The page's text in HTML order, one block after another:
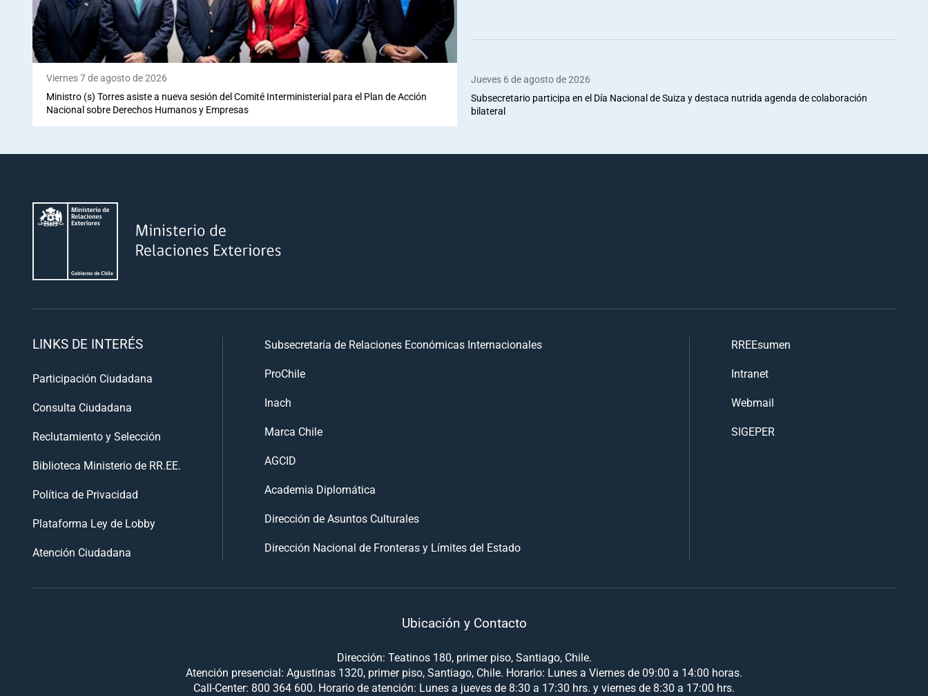
Viernes 7 de agosto de 2026
Ministro (s) Torres asiste a nueva sesión del Comité Interministerial para el Plan de Acción
Nacional sobre Derechos Humanos y Empresas
Jueves 6 de agosto de 2026
Subsecretario participa en el Día Nacional de Suiza y destaca nutrida agenda de colaboración
bilateral
LINKS DE INTERÉS
Participación Ciudadana
Consulta Ciudadana
Reclutamiento y Selección
Biblioteca Ministerio de RR.EE.
Política de Privacidad
Plataforma Ley de Lobby
Atención Ciudadana
Subsecretaría de Relaciones Económicas Internacionales
ProChile
Inach
Marca Chile
AGCID
Academia Diplomática
Dirección de Asuntos Culturales
Dirección Nacional de Fronteras y Límites del Estado
RREEsumen
Intranet
Webmail
SIGEPER
Ubicación y Contacto
Dirección: Teatinos 180, primer piso, Santiago, Chile.
Atención presencial: Agustinas 1320, primer piso, Santiago, Chile. Horario: Lunes a Viernes de 09:00 a 14:00 horas.
Call-Center: 800 364 600. Horario de atención: Lunes a jueves de 8:30 a 17:30 hrs. y viernes de 8:30 a 17:00 hrs.